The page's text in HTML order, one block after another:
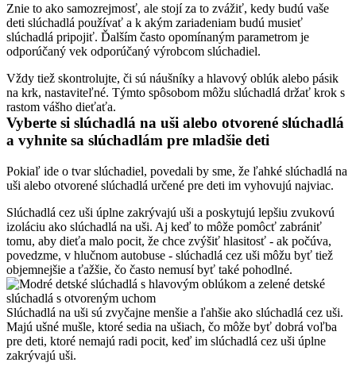
Znie to ako samozrejmosť, ale stojí za to zvážiť, kedy budú vaše
deti slúchadlá používať a k akým zariadeniam budú musieť
slúchadlá pripojiť. Ďalším často opomínaným parametrom je
odporúčaný vek odporúčaný výrobcom slúchadiel.
Vždy tiež skontrolujte, či sú náušníky a hlavový oblúk alebo pásik
na krk, nastaviteľné. Týmto spôsobom môžu slúchadlá držať krok s
rastom vášho dieťaťa.
Vyberte si slúchadlá na uši alebo otvorené slúchadlá
a vyhnite sa slúchadlám pre mladšie deti
Pokiaľ ide o tvar slúchadiel, povedali by sme, že ľahké slúchadlá na
uši alebo otvorené slúchadlá určené pre deti im vyhovujú najviac.
Slúchadlá cez uši úplne zakrývajú uši a poskytujú lepšiu zvukovú
izoláciu ako slúchadlá na uši. Aj keď to môže pomôcť zabrániť
tomu, aby dieťa malo pocit, že chce zvýšiť hlasitosť - ak počúva,
povedzme, v hlučnom autobuse - slúchadlá cez uši môžu byť tiež
objemnejšie a ťažšie, čo často nemusí byť také pohodlné.
Slúchadlá na uši sú zvyčajne menšie a ľahšie ako slúchadlá cez uši.
Majú ušné mušle, ktoré sedia na ušiach, čo môže byť dobrá voľba
pre deti, ktoré nemajú radi pocit, keď im slúchadlá cez uši úplne
zakrývajú uši.